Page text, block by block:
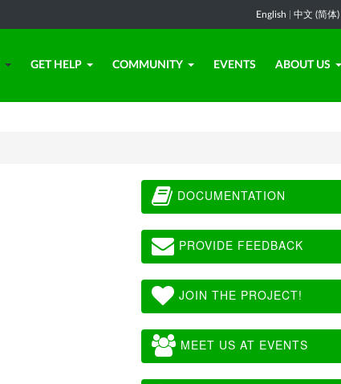
English 中文 (简体)
GET HELP COMMUNITY EVENTS ABOUT US
DOCUMENTATION
PROVIDE FEEDBACK
JOIN THE PROJECT!
MEET US AT EVENTS